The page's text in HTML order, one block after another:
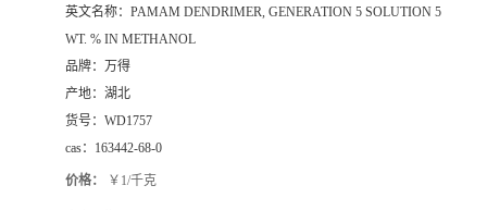
英文名称： PAMAM DENDRIMER, GENERATION 5 SOLUTION 5
WT. % IN METHANOL
品牌： 万得
产地： 湖北
货号： WD1757
cas： 163442-68-0
价格： ￥1/千克